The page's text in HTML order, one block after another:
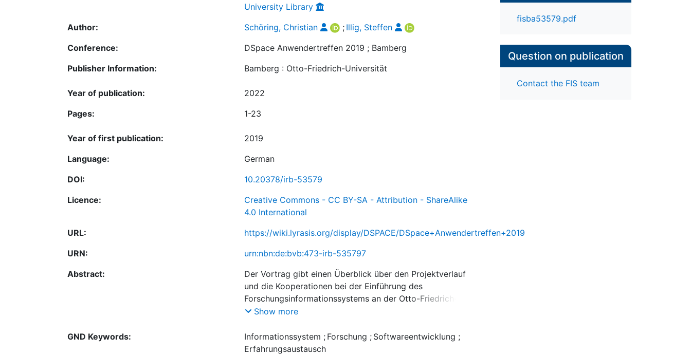
University Library
Author:
Schöring, Christian ; Illig, Steffen
Conference:
DSpace Anwendertreffen 2019 ; Bamberg
Publisher Information:
Bamberg : Otto-Friedrich-Universität
Year of publication:
2022
Pages:
1-23
Year of first publication:
2019
Language:
German
DOI:
10.20378/irb-53579
Licence:
Creative Commons - CC BY-SA - Attribution - ShareAlike
4.0 International
URL:
https://wiki.lyrasis.org/display/DSPACE/DSpace+Anwendertreffen+2019
URN:
urn:nbn:de:bvb:473-irb-535797
Abstract:
Der Vortrag gibt einen Überblick über den Projektverlauf
und die Kooperationen bei der Einführung des
Forschungsinformationssystems an der Otto-Friedrich-
Universität Bamberg.
Show more
GND Keywords: Informationssystem ; Forschung ; Softwareentwicklung ;
Erfahrungsaustausch
fisba53579.pdf
Question on publication
Contact the FIS team